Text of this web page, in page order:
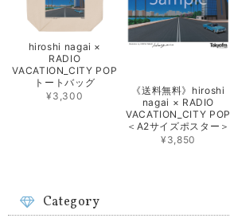
hiroshi nagai ×
RADIO
VACATION_CITY POP
トートバッグ
¥3,300
《送料無料》hiroshi
nagai × RADIO
VACATION_CITY POP
＜A2サイズポスター＞
¥3,850
Category